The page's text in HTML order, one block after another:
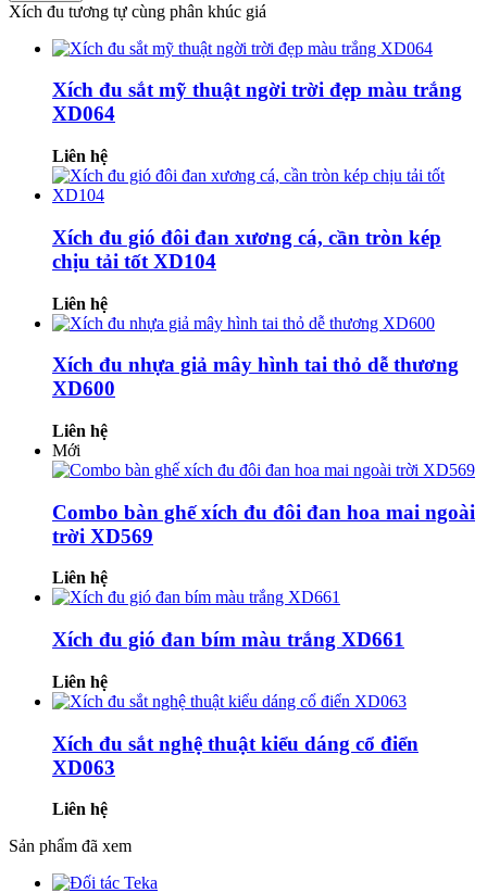
Xích đu tương tự cùng phân khúc giá
Xích đu sắt mỹ thuật ngời trời đẹp màu trắng
XD064
Liên hệ
Xích đu gió đôi đan xương cá, cần tròn kép
chịu tải tốt XD104
Liên hệ
Xích đu nhựa giả mây hình tai thỏ dễ thương
XD600
Liên hệ
Mới
Combo bàn ghế xích đu đôi đan hoa mai ngoài
trời XD569
Liên hệ
Xích đu gió đan bím màu trắng XD661
Liên hệ
Xích đu sắt nghệ thuật kiểu dáng cổ điển
XD063
Liên hệ
Sản phẩm đã xem